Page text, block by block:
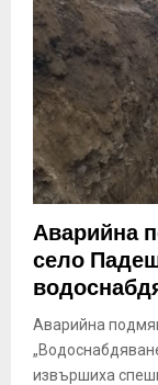
Аварийна
село
Аварийна
извършиха